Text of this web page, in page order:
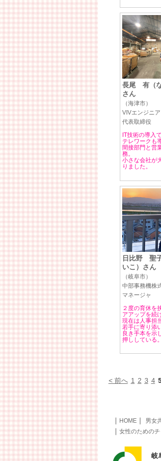
長尾 有（
さん
（海津市）
VIVエンジニ
代表取締役
IT技術の導入
テレワークも
間接部門と営
務。
小さな会社が
りました。
日比野 聖
いこ）さん
（岐阜市）
中部事務機株
マネージャ
２度の育休を
アアップを続
現在は人事担
若手に寄り添
良き手本を示
押ししている。
< 前へ 1 2 3 4
｜ HOME ｜ 男女
｜ 女性のための
岐